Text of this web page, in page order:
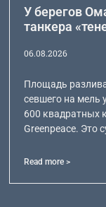
У берегов
танкера
06.08.2026
Площадь
севшего на мель
600 квадратных
Greenpeace. Это
Read more >